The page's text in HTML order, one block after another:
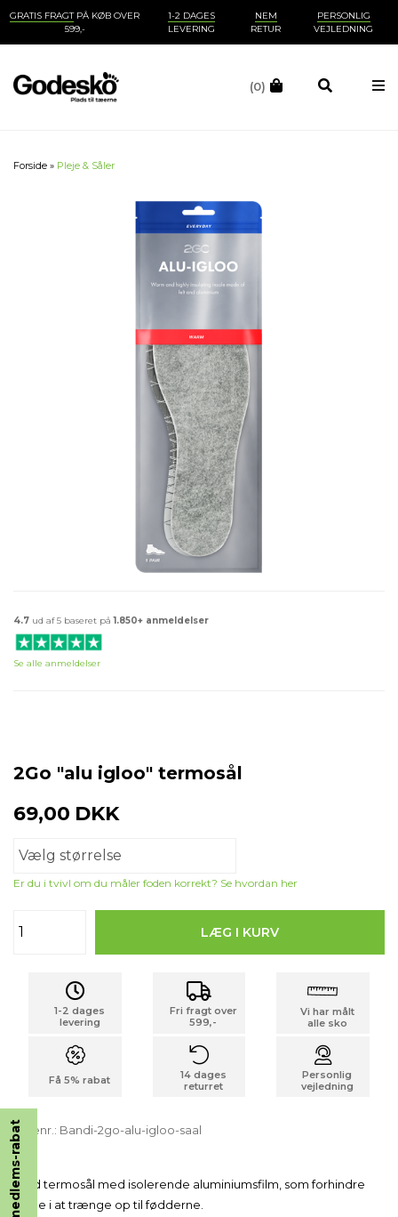
GRATIS FRAGTPÅ KØB OVER
599,-
1-2 DAGES
LEVERING
NEM
RETUR
PERSONLIG
VEJLEDNING
(0)
Forside » Pleje & Såler
4.7 ud af 5 baseret på1.850+ anmeldelser
Se alle anmeldelser
2Go "alu igloo" termosål
69,00 DKK
Er du i tvivl om du måler foden korrekt? Se hvordan her
1-2 dages
levering
Fri fragt over
599,-
Vi har målt
alle sko
Få 5% rabat
14 dages
returret
Personlig
vejledning
Varenr.: Bandi-2go-alu-igloo-saal
Blød termosål med isolerende aluminiumsfilm, som forhindre
kulde i at trænge op til fødderne.
Få 5% Rabat på Alle Køb!
✅ Få 5% rabat på alle dine køb*